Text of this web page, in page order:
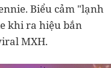
Biểu cảm "lạnh
khi ra hiệu bắn
MXH.